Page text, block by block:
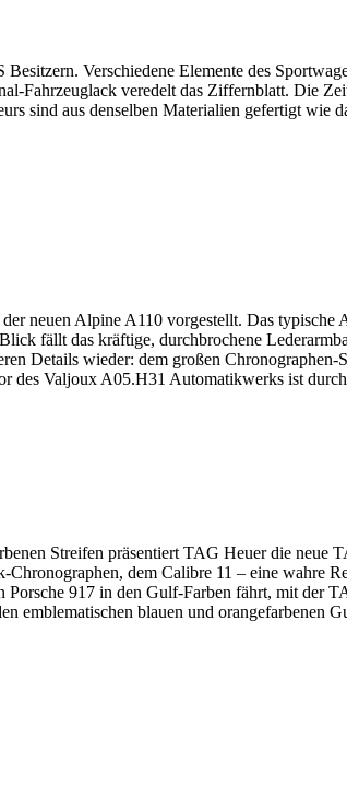
Verschiedene Elemente des
Fahrzeuglack veredelt das Ziffernblatt. Die
sind aus denselben Materialien gefertigt
neuen Alpine A110 vorgestellt. Das
fällt das kräftige, durchbrochene
Details wieder: dem großen
des Valjoux A05.H31 Automatikwerks ist
Streifen präsentiert TAG Heuer die
Chronographen, dem Calibre 11 – eine
Porsche 917 in den Gulf-Farben fährt, mit der
emblematischen blauen und orangefarbenen